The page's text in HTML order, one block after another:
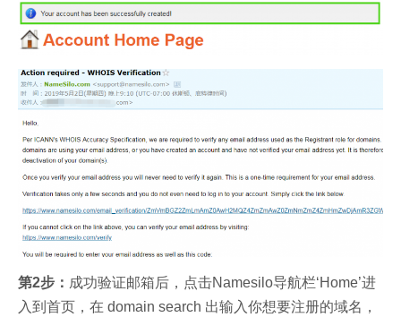
第2步： 成功验证邮箱后，点击Namesilo导航栏‘Home’进
入到首页，在 domain search 出输入你想要注册的域名，